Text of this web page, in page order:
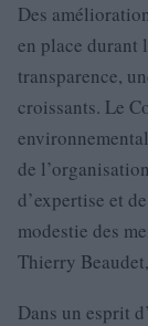
Des
en place durant
transparence,
croissants. Le
de
d’expertise et
modestie des
Thierry
Dans un esprit